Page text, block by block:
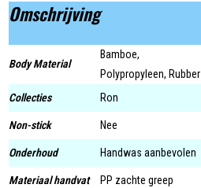
Omschrijving
Body Material
Bamboe,
Polypropyleen, Rubber
Collecties Ron
Non-stick Nee
Onderhoud Handwas aanbevolen
Materiaal handvat
PP zachte greep